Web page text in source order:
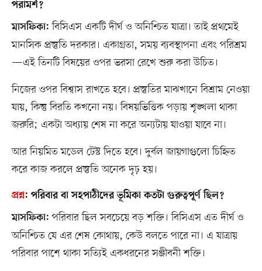
পরামর্শ?
মাসফিকা: বিসিএস একটি দীর্ঘ ও অনিশ্চিত যাত্রা। তাই প্রথমেই
মানসিক প্রস্তুতি দরকার। একাগ্রতা, সময় ব্যবস্থাপনা এবং পরিশ্রম
—এই তিনটি বিষয়ের ওপর ভরসা রেখে শুরু করা উচিত।
নিজের ওপর বিশ্বাস রাখতে হবে। প্রস্তুতির মাঝখানে বিশ্রাম নেওয়া
যায়, কিন্তু বিরতি কখনো নয়। বিষয়ভিত্তিক পড়ায় শৃঙ্খলা থাকা
জরুরি; একটা অধ্যায় শেষ না করে অন্যটায় যাওয়া যাবে না।
আর নিয়মিত মডেল টেস্ট দিতে হবে। দুর্বল জায়গাগুলো চিহ্নিত
করে কাজ করলে প্রস্তুতি অনেক দৃঢ় হয়।
প্রশ্ন: পরিবার বা সহপাঠীদের ভূমিকা কতটা গুরুত্বপূর্ণ ছিল?
মাসফিকা: পরিবার ছিল সবচেয়ে বড় শক্তি। বিসিএস এত দীর্ঘ ও
অনিশ্চিত যে এর শেষ কোথায়, কেউ বলতে পারে না। এ যাত্রায়
পরিবার পাশে থাকা সত্যিই একধরনের সঞ্জীবনী শক্তি।